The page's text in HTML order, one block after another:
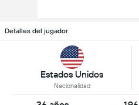
Detalles del jugador
Estados Unidos
Nacionalidad